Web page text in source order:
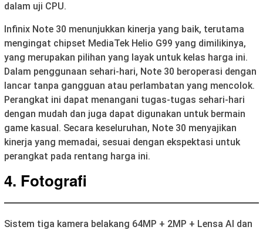
dalam uji CPU.
Infinix Note 30 menunjukkan kinerja yang baik, terutama
mengingat chipset MediaTek Helio G99 yang dimilikinya,
yang merupakan pilihan yang layak untuk kelas harga ini.
Dalam penggunaan sehari-hari, Note 30 beroperasi dengan
lancar tanpa gangguan atau perlambatan yang mencolok.
Perangkat ini dapat menangani tugas-tugas sehari-hari
dengan mudah dan juga dapat digunakan untuk bermain
game kasual. Secara keseluruhan, Note 30 menyajikan
kinerja yang memadai, sesuai dengan ekspektasi untuk
perangkat pada rentang harga ini.
4. Fotografi
Sistem tiga kamera belakang 64MP + 2MP + Lensa AI dan